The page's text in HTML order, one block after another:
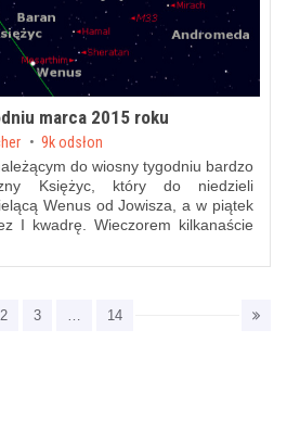
marca 2015 roku
9k odsłon
do wiosny tygodniu bardzo
Księżyc, który do niedzieli
Wenus od Jowisza, a w piątek
I kwadrę. Wieczorem kilkanaście
2 3 … 14